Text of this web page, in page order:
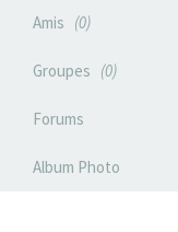
Amis 0
Groupes 0
Forums
Album Photo